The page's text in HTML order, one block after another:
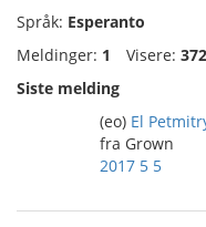
Språk: Esperanto
Meldinger: 1 Visere:
Siste melding
(eo) El
fra Grown
2017 5 5